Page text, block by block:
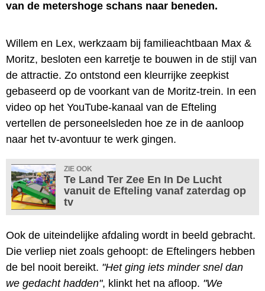
van de metershoge schans naar beneden.
Willem en Lex, werkzaam bij familieachtbaan Max &
Moritz, besloten een karretje te bouwen in de stijl van
de attractie. Zo ontstond een kleurrijke zeepkist
gebaseerd op de voorkant van de Moritz-trein. In een
video op het YouTube-kanaal van de Efteling
vertellen de personeelsleden hoe ze in de aanloop
naar het tv-avontuur te werk gingen.
ZIE OOK
Te Land Ter Zee En In De Lucht
vanuit de Efteling vanaf zaterdag op
tv
Ook de uiteindelijke afdaling wordt in beeld gebracht.
Die verliep niet zoals gehoopt: de Eftelingers hebben
de bel nooit bereikt. "Het ging iets minder snel dan
we gedacht hadden", klinkt het na afloop. "We